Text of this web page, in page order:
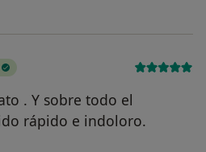
. Y sobre todo el
rápido e indoloro.